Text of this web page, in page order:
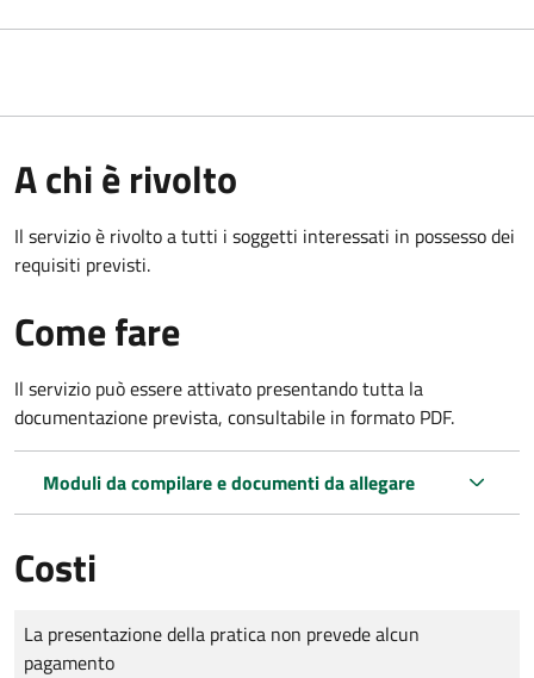
A chi è rivolto
Il servizio è rivolto a tutti i soggetti interessati in possesso dei
requisiti previsti.
Come fare
Il servizio può essere attivato presentando tutta la
documentazione prevista, consultabile in formato PDF.
Moduli da compilare e documenti da allegare
Costi
Tipo di pagamento
Importo
La presentazione della pratica non prevede alcun
pagamento